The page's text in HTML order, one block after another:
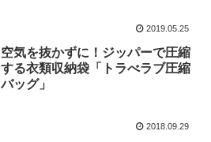
2019.05.25
空気を抜かずに！ジッパーで圧縮
する衣類収納袋「トラべラブ圧縮
バッグ」
2018.09.29